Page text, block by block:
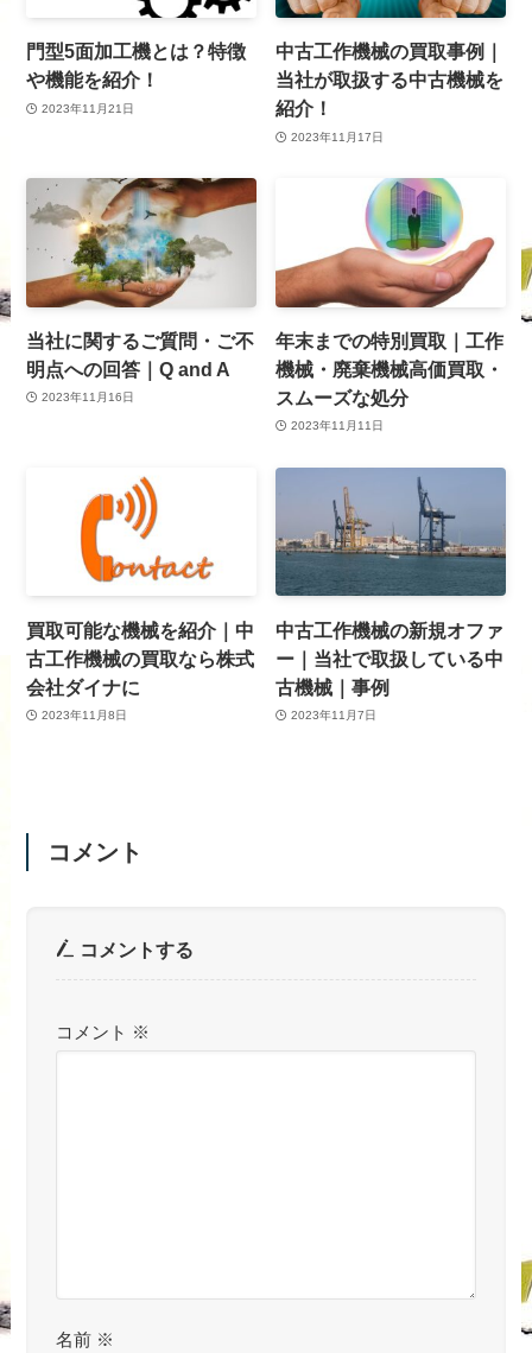
門型5面加工機とは？特徴
や機能を紹介！
2023年11月21日
中古工作機械の買取事例｜
当社が取扱する中古機械を
紹介！
2023年11月17日
当社に関するご質問・ご不
明点への回答｜Q and A
2023年11月16日
年末までの特別買取｜工作
機械・廃棄機械高価買取・
スムーズな処分
2023年11月11日
買取可能な機械を紹介｜中
古工作機械の買取なら株式
会社ダイナに
2023年11月8日
中古工作機械の新規オファ
ー｜当社で取扱している中
古機械｜事例
2023年11月7日
コメント
コメントする
コメント ※
名前 ※